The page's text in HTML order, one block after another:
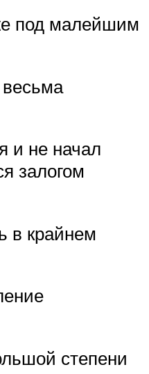
под малейшим
и не начал
залогом
в крайнем
степени